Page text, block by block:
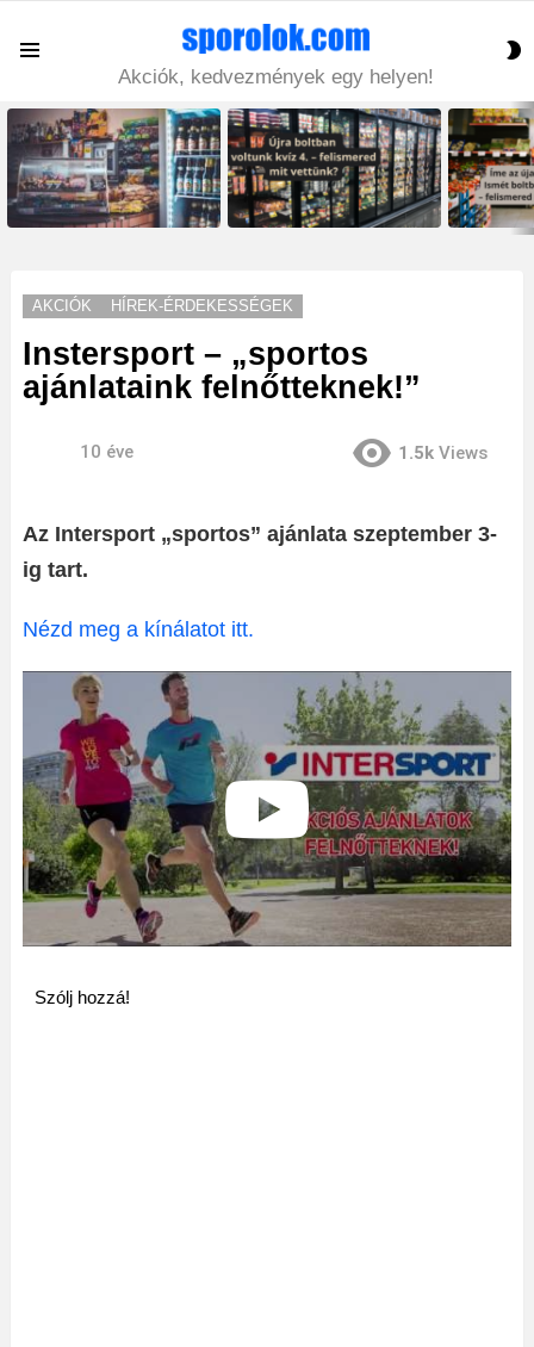
Akciók, kedvezmények egy helyen!
LATEST
STORIES
AKCIÓK HÍREK-ÉRDEKESSÉGEK
Instersport – „sportos
ajánlataink felnőtteknek!”
10 éve 1.5k Views
Az Intersport „sportos” ajánlata szeptember 3-
ig tart.
Nézd meg a kínálatot itt.
Szólj hozzá!